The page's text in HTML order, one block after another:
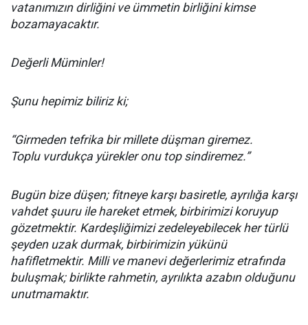
vatanımızın dirliğini ve ümmetin birliğini kimse
bozamayacaktır.
Değerli Müminler!
Şunu hepimiz biliriz ki;
“Girmeden tefrika bir millete düşman giremez.
Toplu vurdukça yürekler onu top sindiremez.”
Bugün bize düşen; fitneye karşı basiretle, ayrılığa karşı
vahdet şuuru ile hareket etmek, birbirimizi koruyup
gözetmektir. Kardeşliğimizi zedeleyebilecek her türlü
şeyden uzak durmak, birbirimizin yükünü
hafifletmektir. Milli ve manevi değerlerimiz etrafında
buluşmak; birlikte rahmetin, ayrılıkta azabın olduğunu
unutmamaktır.